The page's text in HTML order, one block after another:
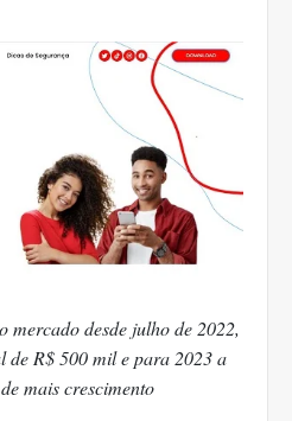
mercado desde julho de 2022,
de R$ 500 mil e para 2023 a
mais crescimento